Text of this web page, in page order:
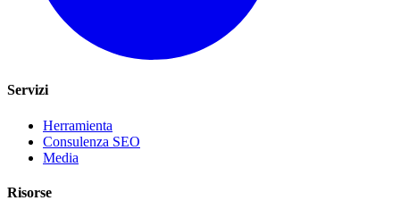
Servizi
Herramienta
Consulenza SEO
Media
Risorse